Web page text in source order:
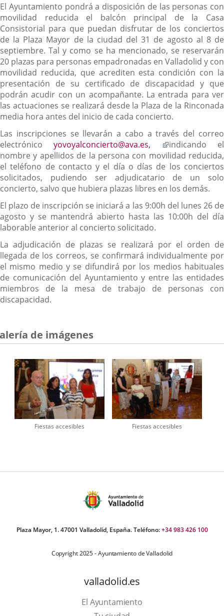
El Ayuntamiento pondrá a disposición de las personas con
movilidad reducida el balcón principal de la Casa
Consistorial para que puedan disfrutar de los conciertos
de la Plaza Mayor de la ciudad del 31 de agosto al 8 de
septiembre. Tal y como se ha mencionado, se reservarán
20 plazas para personas empadronadas en Valladolid y con
movilidad reducida, que acrediten esta condición con la
presentación de su certificado de discapacidad y que
podrán acudir con un acompañante. La entrada para ver
las actuaciones se realizará desde la Plaza de la Rinconada
media hora antes del inicio de cada concierto.
Las inscripciones se llevarán a cabo a través del correo
electrónico yovoyalconcierto@ava.es,
Enlace
a
una
aplicación
externa.
indicando el
nombre y apellidos de la persona con movilidad reducida,
el teléfono de contacto y el día o días de los conciertos
solicitados, pudiendo ser adjudicatario de un solo
concierto, salvo que hubiera plazas libres en los demás.
El plazo de inscripción se iniciará a las 9:00h del lunes 26 de
agosto y se mantendrá abierto hasta las 10:00h del día
laborable anterior al concierto solicitado.
La adjudicación de plazas se realizará por el orden de
llegada de los correos, se confirmará individualmente por
el mismo medio y se difundirá por los medios habituales
de comunicación del Ayuntamiento y entre las entidades
miembros de la mesa de trabajo de personas con
discapacidad.
de imágenes
Fiestas accesibles Fiestas accesibles
Plaza Mayor, 1. 47001 Valladolid, España. Teléfono:+34 983 426 100
Copyright 2025 - Ayuntamiento de Valladolid
valladolid.es
El Ayuntamiento